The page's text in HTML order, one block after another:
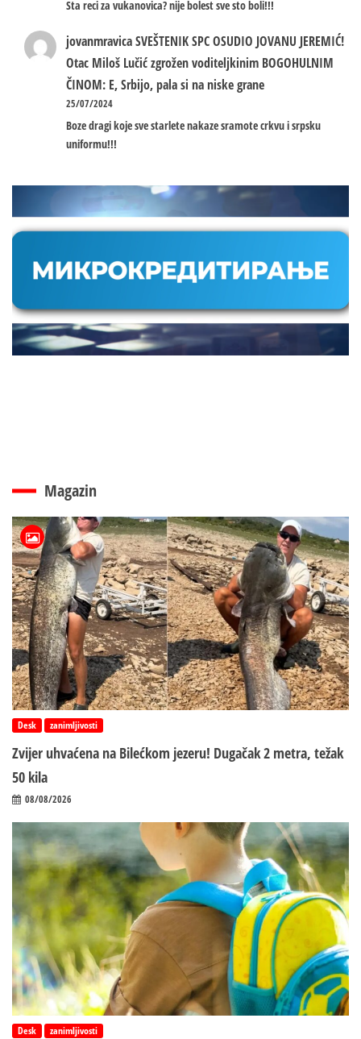
Sta reci za vukanovica? nije bolest sve sto boli!!!
jovanmravicaSVEŠTENIK SPC OSUDIO JOVANU JEREMIĆ!
Otac Miloš Lučić zgrožen voditeljkinim BOGOHULNIM
ČINOM: E, Srbijo, pala si na niske grane
25/07/2024
Boze dragi koje sve starlete nakaze sramote crkvu i srpsku
uniformu!!!
Magazin
Desk zanimljivosti
Zvijer uhvaćena na Bilećkom jezeru! Dugačak 2 metra, težak
50 kila
08/08/2026
Desk zanimljivosti